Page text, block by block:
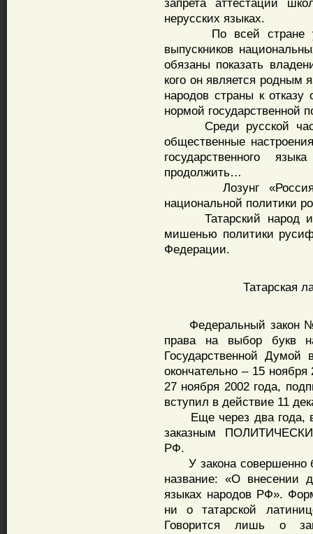
запрета аттестации
нерусских языках.
По всей стране
выпускников
обязаны показать
кого он является родным
народов страны к
нормой государственной
Среди русской части
общественные
государственного
продолжить…
Лозунг «Россия –
национальной политики
Татарский народ и
мишенью политики
Федерации.
Татарская
Федеральный закон №
права на выбор букв
Государственной
окончательно – 15
27 ноября 2002 года,
вступил в действие 11
Еще через два года, в
заказным
РФ.
У закона совершенно
название: «О внесении
языках народов РФ».
ни о татарской
Говорится лишь о